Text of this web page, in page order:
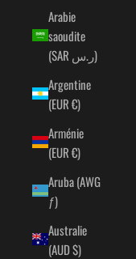
Arabie
saoudite
(SAR ر.س)
Argentine
(EUR €)
Arménie
(EUR €)
Aruba (AWG
ƒ)
Australie
(AUD $)